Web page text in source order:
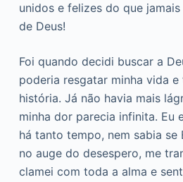
unidos e felizes do que
de Deus!
Foi quando decidi buscar a
poderia resgatar minha vida
história. Já não havia mais
minha dor parecia infinita. Eu
há tanto tempo, nem sabia se
no auge do desespero, me
clamei com toda a alma e